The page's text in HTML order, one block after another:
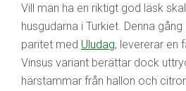
Vill man ha en riktigt god läsk
husgudarna i Turkiet. Denna
paritet med Uludag, levererar en
Vinsus variant berättar dock
härstammar från hallon och